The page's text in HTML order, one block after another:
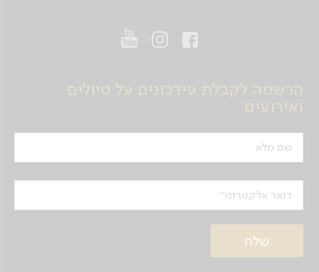
הרשמה לקבלת עידכונים על טיולים
ואירועים
שם מלא
דואר אלקטרוני